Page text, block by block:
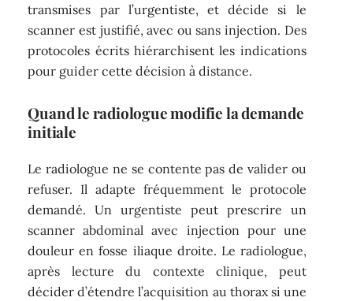
transmises par l’urgentiste, et décide si le
scanner est justifié, avec ou sans injection. Des
protocoles écrits hiérarchisent les indications
pour guider cette décision à distance.
Quand le radiologue modifie la demande
initiale
Le radiologue ne se contente pas de valider ou
refuser. Il adapte fréquemment le protocole
demandé. Un urgentiste peut prescrire un
scanner abdominal avec injection pour une
douleur en fosse iliaque droite. Le radiologue,
après lecture du contexte clinique, peut
décider d’étendre l’acquisition au thorax si une